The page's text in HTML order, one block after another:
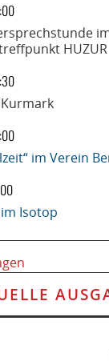
HUZUR
im Verein
Isotop